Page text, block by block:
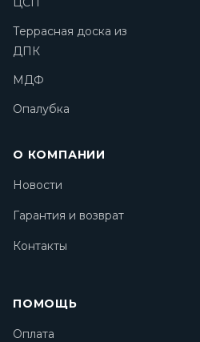
Террасная доска из
ДПК
МДФ
Опалубка
О КОМПАНИИ
Новости
Гарантия и возврат
Контакты
ПОМОЩЬ
Оплата